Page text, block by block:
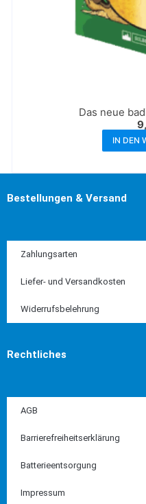
Das neue
IN DEN
Bestellungen & Versand
Zahlungsarten
Liefer- und Versandkosten
Widerrufsbelehrung
Rechtliches
AGB
Barrierefreiheitserklärung
Batterieentsorgung
Impressum